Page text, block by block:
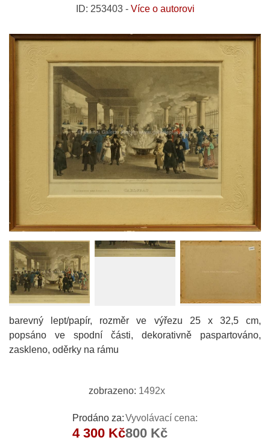
ID: 253403 - Více o autorovi
barevný lept/papír, rozměr ve výřezu 25 x 32,5 cm,
popsáno ve spodní části, dekorativně paspartováno,
zaskleno, oděrky na rámu
zobrazeno: 1492x
Prodáno za:
4 300 Kč
Vyvolávací cena:
800 Kč